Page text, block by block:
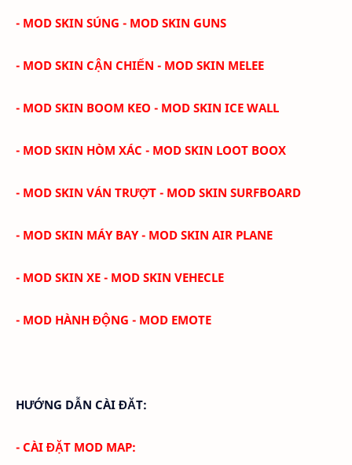
- MOD SKIN SÚNG - MOD SKIN GUNS
- MOD SKIN CẬN CHIẾN - MOD SKIN MELEE
- MOD SKIN BOOM KEO - MOD SKIN ICE WALL
- MOD SKIN HÒM XÁC - MOD SKIN LOOT BOOX
- MOD SKIN VÁN TRƯỢT - MOD SKIN SURFBOARD
- MOD SKIN MÁY BAY - MOD SKIN AIR PLANE
- MOD SKIN XE - MOD SKIN VEHECLE
- MOD HÀNH ĐỘNG - MOD EMOTE
HƯỚNG DẪN CÀI ĐĂT:
- CÀI ĐẶT MOD MAP: